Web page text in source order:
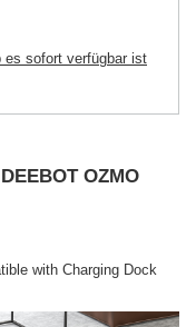
es sofort verfügbar ist
OZMO
with Charging Dock